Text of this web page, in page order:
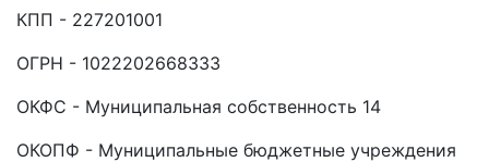
КПП - 227201001
ОГРН - 1022202668333
ОКФС - Муниципальная собственность 14
ОКОПФ - Муниципальные бюджетные учреждения